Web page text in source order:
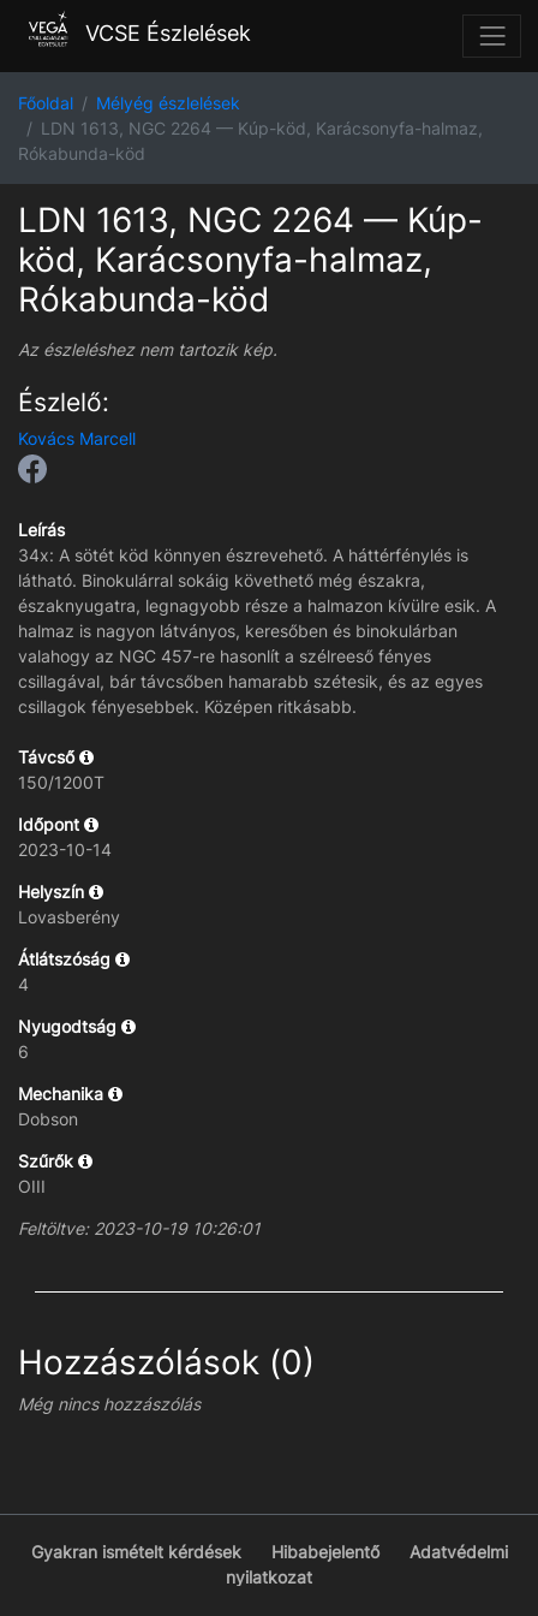
VCSE Észlelések
Főoldal
Mélyég észlelések
LDN 1613, NGC 2264 — Kúp-köd, Karácsonyfa-halmaz,
Rókabunda-köd
LDN 1613, NGC 2264 — Kúp-
köd, Karácsonyfa-halmaz,
Rókabunda-köd
Az észleléshez nem tartozik kép.
Észlelő:
Kovács Marcell
Leírás
34x: A sötét köd könnyen észrevehető. A háttérfénylés is
látható. Binokulárral sokáig követhető még északra,
északnyugatra, legnagyobb része a halmazon kívülre esik. A
halmaz is nagyon látványos, keresőben és binokulárban
valahogy az NGC 457-re hasonlít a szélreeső fényes
csillagával, bár távcsőben hamarabb szétesik, és az egyes
csillagok fényesebbek. Középen ritkásabb.
Távcső
150/1200T
Időpont
2023-10-14
Helyszín
Lovasberény
Átlátszóság
4
Nyugodtság
6
Mechanika
Dobson
Szűrők
OIII
Feltöltve: 2023-10-19 10:26:01
Hozzászólások (0)
Még nincs hozzászólás
Gyakran ismételt kérdések Hibabejelentő
Adatvédelmi
nyilatkozat